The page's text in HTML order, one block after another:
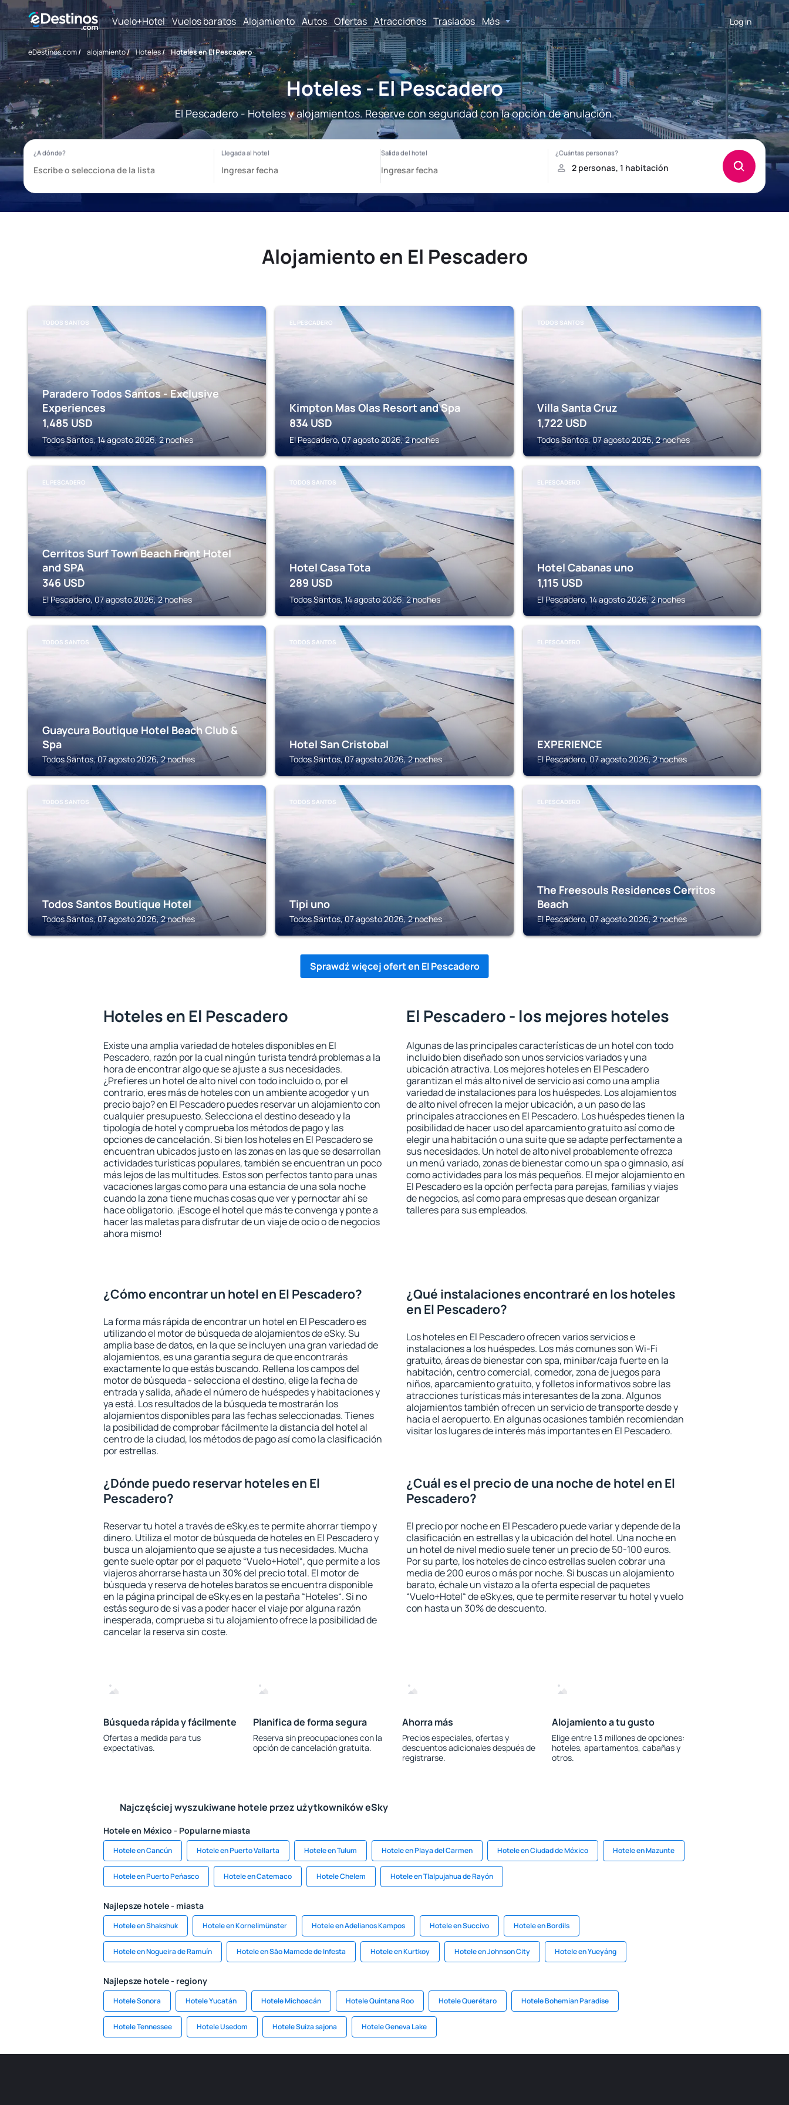
Vuelo+Hotel Vuelos baratos Alojamiento Autos Ofertas Atracciones Traslados Más Log in
eDestinos.com/ alojamiento/ Hoteles/ Hoteles en El Pescadero
Hoteles - El Pescadero
El Pescadero - Hoteles y alojamientos. Reserve con seguridad con la opción de anulación.
Alojamiento en El Pescadero
TODOS SANTOS
Paradero Todos Santos - Exclusive
Experiences
1,485 USD
Todos Santos, 14 agosto 2026, 2 noches
EL PESCADERO
Kimpton Mas Olas Resort and Spa
834 USD
El Pescadero, 07 agosto 2026, 2 noches
TODOS SANTOS
Villa Santa Cruz
1,722 USD
Todos Santos, 07 agosto 2026, 2 noches
EL PESCADERO
Cerritos Surf Town Beach Front Hotel
and SPA
346 USD
El Pescadero, 07 agosto 2026, 2 noches
TODOS SANTOS
Hotel Casa Tota
289 USD
Todos Santos, 14 agosto 2026, 2 noches
EL PESCADERO
Hotel Cabanas uno
1,115 USD
El Pescadero, 14 agosto 2026, 2 noches
TODOS SANTOS
Guaycura Boutique Hotel Beach Club &
Spa
Todos Santos, 07 agosto 2026, 2 noches
TODOS SANTOS
Hotel San Cristobal
Todos Santos, 07 agosto 2026, 2 noches
EL PESCADERO
EXPERIENCE
El Pescadero, 07 agosto 2026, 2 noches
TODOS SANTOS
Todos Santos Boutique Hotel
Todos Santos, 07 agosto 2026, 2 noches
TODOS SANTOS
Tipi uno
Todos Santos, 07 agosto 2026, 2 noches
EL PESCADERO
The Freesouls Residences Cerritos
Beach
El Pescadero, 07 agosto 2026, 2 noches
Sprawdź więcej ofert en El Pescadero
Hoteles en El Pescadero
Existe una amplia variedad de hoteles disponibles en El
Pescadero, razón por la cual ningún turista tendrá problemas a la
hora de encontrar algo que se ajuste a sus necesidades.
¿Prefieres un hotel de alto nivel con todo incluido o, por el
contrario, eres más de hoteles con un ambiente acogedor y un
precio bajo? en El Pescadero puedes reservar un alojamiento con
cualquier presupuesto. Selecciona el destino deseado y la
tipología de hotel y comprueba los métodos de pago y las
opciones de cancelación. Si bien los hoteles en El Pescadero se
encuentran ubicados justo en las zonas en las que se desarrollan
actividades turísticas populares, también se encuentran un poco
más lejos de las multitudes. Estos son perfectos tanto para unas
vacaciones largas como para una estancia de una sola noche
cuando la zona tiene muchas cosas que ver y pernoctar ahí se
hace obligatorio. ¡Escoge el hotel que más te convenga y ponte a
hacer las maletas para disfrutar de un viaje de ocio o de negocios
ahora mismo!
El Pescadero - los mejores hoteles
Algunas de las principales características de un hotel con todo
incluido bien diseñado son unos servicios variados y una
ubicación atractiva. Los mejores hoteles en El Pescadero
garantizan el más alto nivel de servicio así como una amplia
variedad de instalaciones para los huéspedes. Los alojamientos
de alto nivel ofrecen la mejor ubicación, a un paso de las
principales atracciones en El Pescadero. Los huéspedes tienen la
posibilidad de hacer uso del aparcamiento gratuito así como de
elegir una habitación o una suite que se adapte perfectamente a
sus necesidades. Un hotel de alto nivel probablemente ofrezca
un menú variado, zonas de bienestar como un spa o gimnasio, así
como actividades para los más pequeños. El mejor alojamiento en
El Pescadero es la opción perfecta para parejas, familias y viajes
de negocios, así como para empresas que desean organizar
talleres para sus empleados.
¿Cómo encontrar un hotel en El Pescadero?
La forma más rápida de encontrar un hotel en El Pescadero es
utilizando el motor de búsqueda de alojamientos de eSky. Su
amplia base de datos, en la que se incluyen una gran variedad de
alojamientos, es una garantía segura de que encontrarás
exactamente lo que estás buscando. Rellena los campos del
motor de búsqueda - selecciona el destino, elige la fecha de
entrada y salida, añade el número de huéspedes y habitaciones y
ya está. Los resultados de la búsqueda te mostrarán los
alojamientos disponibles para las fechas seleccionadas. Tienes
la posibilidad de comprobar fácilmente la distancia del hotel al
centro de la ciudad, los métodos de pago así como la clasificación
por estrellas.
¿Qué instalaciones encontraré en los hoteles
en El Pescadero?
Los hoteles en El Pescadero ofrecen varios servicios e
instalaciones a los huéspedes. Los más comunes son Wi-Fi
gratuito, áreas de bienestar con spa, minibar/caja fuerte en la
habitación, centro comercial, comedor, zona de juegos para
niños, aparcamiento gratuito, y folletos informativos sobre las
atracciones turísticas más interesantes de la zona. Algunos
alojamientos también ofrecen un servicio de transporte desde y
hacia el aeropuerto. En algunas ocasiones también recomiendan
visitar los lugares de interés más importantes en El Pescadero.
¿Dónde puedo reservar hoteles en El
Pescadero?
Reservar tu hotel a través de eSky.es te permite ahorrar tiempo y
dinero. Utiliza el motor de búsqueda de hoteles en El Pescadero y
busca un alojamiento que se ajuste a tus necesidades. Mucha
gente suele optar por el paquete “Vuelo+Hotel“, que permite a los
viajeros ahorrarse hasta un 30% del precio total. El motor de
búsqueda y reserva de hoteles baratos se encuentra disponible
en la página principal de eSky.es en la pestaña “Hoteles“. Si no
estás seguro de si vas a poder hacer el viaje por alguna razón
inesperada, comprueba si tu alojamiento ofrece la posibilidad de
cancelar la reserva sin coste.
¿Cuál es el precio de una noche de hotel en El
Pescadero?
El precio por noche en El Pescadero puede variar y depende de la
clasificación en estrellas y la ubicación del hotel. Una noche en
un hotel de nivel medio suele tener un precio de 50-100 euros.
Por su parte, los hoteles de cinco estrellas suelen cobrar una
media de 200 euros o más por noche. Si buscas un alojamiento
barato, échale un vistazo a la oferta especial de paquetes
“Vuelo+Hotel“ de eSky.es, que te permite reservar tu hotel y vuelo
con hasta un 30% de descuento.
Búsqueda rápida y fácilmente
Ofertas a medida para tus
expectativas.
Planifica de forma segura
Reserva sin preocupaciones con la
opción de cancelación gratuita.
Ahorra más
Precios especiales, ofertas y
descuentos adicionales después de
registrarse.
Alojamiento a tu gusto
Elige entre 1.3 millones de opciones:
hoteles, apartamentos, cabañas y
otros.
Najczęściej wyszukiwane hotele przez użytkowników eSky
Hotele en México - Popularne miasta
Hotele en Cancún Hotele en Puerto Vallarta Hotele en Tulum Hotele en Playa del Carmen Hotele en Ciudad de México Hotele en Mazunte
Hotele en Puerto Peńasco Hotele en Catemaco Hotele Chelem Hotele en Tlalpujahua de Rayón
Najlepsze hotele - miasta
Hotele en Shakshuk Hotele en Kornelimünster Hotele en Adelianos Kampos Hotele en Succivo Hotele en Bordils
Hotele en Nogueira de Ramuín Hotele en Săo Mamede de Infesta Hotele en Kurtkoy Hotele en Johnson City Hotele en Yueyáng
Najlepsze hotele - regiony
Hotele Sonora Hotele Yucatán Hotele Michoacán Hotele Quintana Roo Hotele Querétaro Hotele Bohemian Paradise
Hotele Tennessee Hotele Usedom Hotele Suiza sajona Hotele Geneva Lake